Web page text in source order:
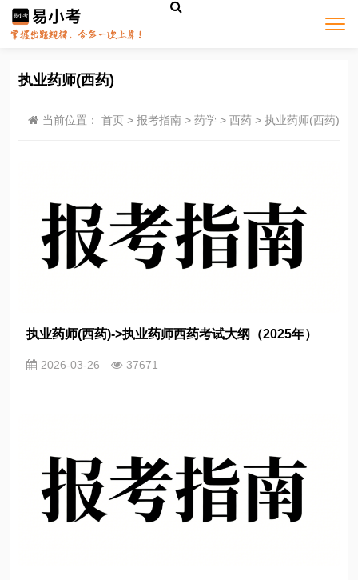
执业药师(西药)
当前位置： 首页> 报考指南> 药学 > 西药 > 执业药师(西药)
执业药师(西药)->执业药师西药考试大纲（2025年）
2026-03-26 37671